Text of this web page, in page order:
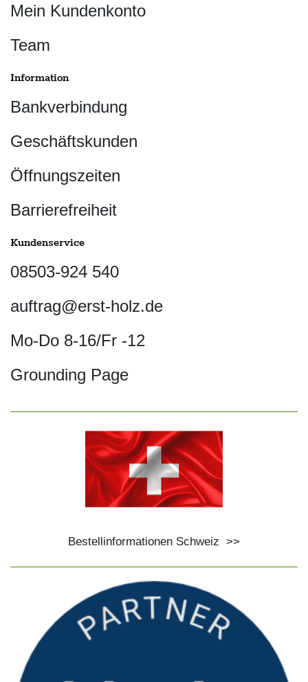
Mein Kundenkonto
Team
Information
Bankverbindung
Geschäftskunden
Öffnungszeiten
Barrierefreiheit
Kundenservice
08503-924 540
auftrag@erst-holz.de
Mo-Do 8-16/Fr -12
Grounding Page
Bestellinformationen Schweiz >>